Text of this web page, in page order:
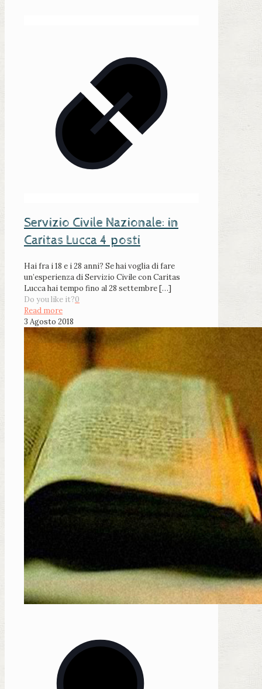
Servizio Civile Nazionale: in
Caritas Lucca 4 posti
Hai fra i 18 e i 28 anni? Se hai voglia di fare
un’esperienza di Servizio Civile con Caritas
Lucca hai tempo fino al 28 settembre[…]
Do you like it?0
Read more
3 Agosto 2018